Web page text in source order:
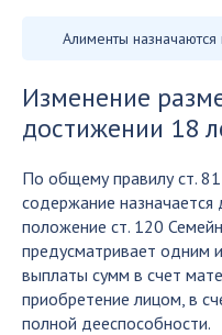
Алименты
Изменение
достижении 18
По общему правилу ст.
содержание
положение ст. 120
предусматривает одним
выплаты сумм в счет
приобретение лицом, в
полной дееспособности.